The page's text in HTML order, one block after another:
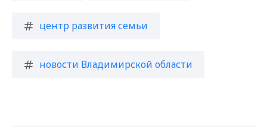
центр развития семьи
новости Владимирской области